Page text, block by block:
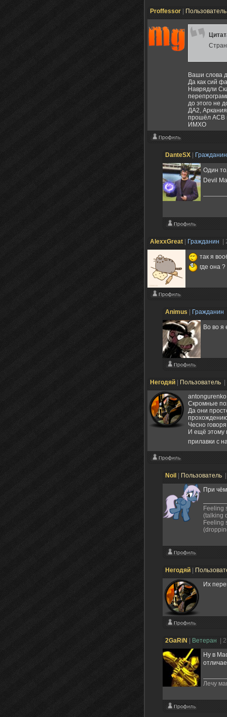
Proffessor
Ваши слова
Да как сий
Наврядли
до этого не
ДА2,
прошёл АСВ
ИМХО
DanteSX
Один
Devil
AlexxGreat Гражданин
так я
где она ?
Animus Гражданин
Во во я
Негодяй Пользователь
antongurenko
Скромные
Да они
Чесно
И ещё этому
прилавки с
Noil Пользователь
При
Feeling
(talking
Feeling
Негодяй
Их
2GaRiN Ветеран
|
Ну в
Лечу